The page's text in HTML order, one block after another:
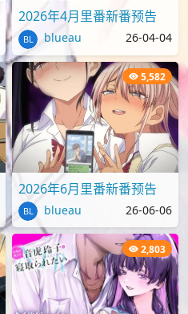
2026年4月里番新番预告
blueau 26-04-04
5,582
2026年6月里番新番预告
blueau 26-06-06
2,803